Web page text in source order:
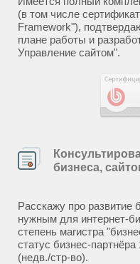
(в том числе
Framework"),
плане работы и
Управление сайтом".
бизнеса,
Расскажу про развитие
нужным для интернет-
степень магистра
статус бизнес-
(недв./стр-во).